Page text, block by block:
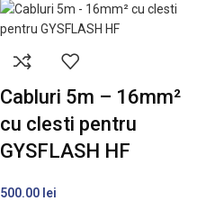
Cabluri 5m – 16mm²
cu clesti pentru
GYSFLASH HF
500.00 lei